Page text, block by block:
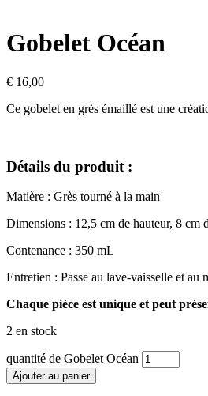
Gobelet Océan
€ 16,00
Ce gobelet en grès émaillé est une
Détails du produit :
Matière : Grès tourné à la main
Dimensions : 12,5 cm de hauteur, 8 cm
Contenance : 350 mL
Entretien : Passe au lave-vaisselle et au
Chaque pièce est unique et peut
2 en stock
quantité de Gobelet Océan
Ajouter au panier